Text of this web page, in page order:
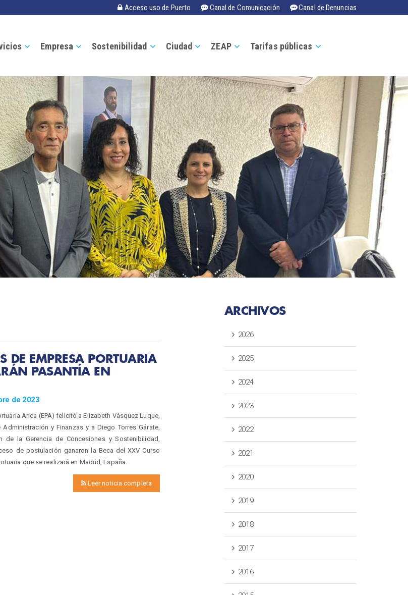
Acceso uso de Puerto Canal de Comunicación Canal de Denuncias
Empresa Sostenibilidad Ciudad ZEAP Tarifas públicas
DE EMPRESA PORTUARIA
PASANTÍA EN
de 2023
Arica (EPA) felicitó a Elizabeth Vásquez Luque,
y Finanzas y a Diego Torres Gárate,
de la Gerencia de Concesiones y Sostenibilidad,
de postulación ganaron la Beca del XXV Curso
que se realizará en Madrid, España.
Leer noticia completa
ARCHIVOS
2026
2025
2024
2023
2022
2021
2020
2019
2018
2017
2016